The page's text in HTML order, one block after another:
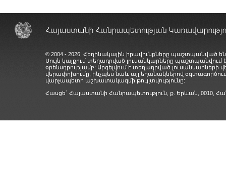
© 2004 - 2026, Հեղինակային իրավունքները պաշտպանված
Սույն կայքում տեղադրված լուսանկարները
օրենսդրությամբ: Արգելվում է տեղադրված
վերափոխումը, ինչպես նաև այլ եղանակներով
վարչապետի աշխատակազմի թույլտվությունը:
Հասցե` Հայաստանի Հանրապետություն, ք. Երևան, 0010,